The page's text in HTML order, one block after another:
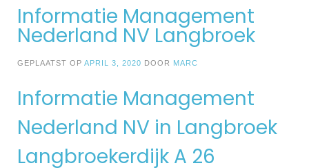
Informatie Management
Nederland NV Langbroek
GEPLAATST OP APRIL 3, 2020 DOOR MARC
Informatie Management
Nederland NV in Langbroek
Langbroekerdijk A 26